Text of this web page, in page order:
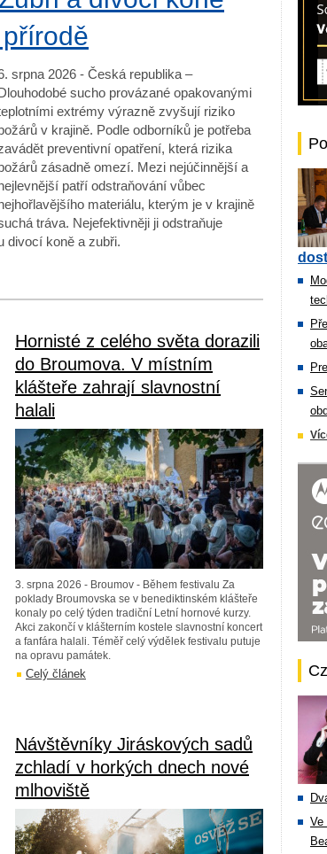
srpna 2026 - Česká republika –
sucho provázané opakovanými
extrémy výrazně zvyšují riziko
v krajině. Podle odborníků je potřeba
preventivní opatření, která rizika
zásadně omezí. Mezi nejúčinnější a
patří odstraňování vůbec
materiálu, kterým je v krajině
tráva. Nejefektivněji ji odstraňuje
divocí koně a zubři.
Hornisté z celého světa dorazili
do Broumova. V místním
klášteře zahrají slavnostní
halali
3. srpna 2026 - Broumov - Během festivalu Za
poklady Broumovska se v benediktinském klášteře
konaly po celý týden tradiční Letní hornové kurzy.
Akci zakončí v klášterním kostele slavnostní koncert
a fanfára halali. Téměř celý výdělek festivalu putuje
na opravu památek.
Celý článek
Návštěvníky Jiráskových sadů
zchladí v horkých dnech nové
mlhoviště
Ve